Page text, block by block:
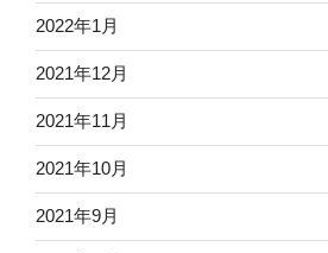
2022年1月
2021年12月
2021年11月
2021年10月
2021年9月